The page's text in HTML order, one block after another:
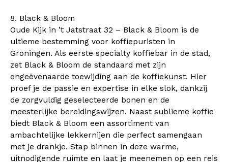
8. Black & Bloom
Oude Kijk in ’t Jatstraat 32 – Black & Bloom is de
ultieme bestemming voor koffiepuristen in
Groningen. Als eerste specialty koffiebar in de stad,
zet Black & Bloom de standaard met zijn
ongeëvenaarde toewijding aan de koffiekunst. Hier
proef je de passie en expertise in elke slok, dankzij
de zorgvuldig geselecteerde bonen en de
meesterlijke bereidingswijzen. Naast sublieme koffie
biedt Black & Bloom een assortiment van
ambachtelijke lekkernijen die perfect samengaan
met je drankje. Stap binnen in deze warme,
uitnodigende ruimte en laat je meenemen op een reis